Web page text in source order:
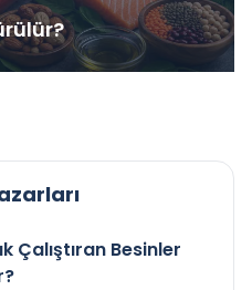
Çalıştıran Besinler